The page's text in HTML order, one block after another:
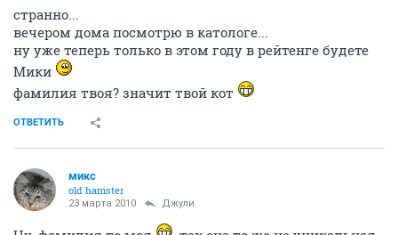
странно...
вечером дома посмотрю в катологе...
ну уже теперь только в этом году в рейтенге будете
Мики
фамилия твоя? значит твой кот
ОТВЕТИТЬ
микс
old hamster
23 марта 2010 Джули